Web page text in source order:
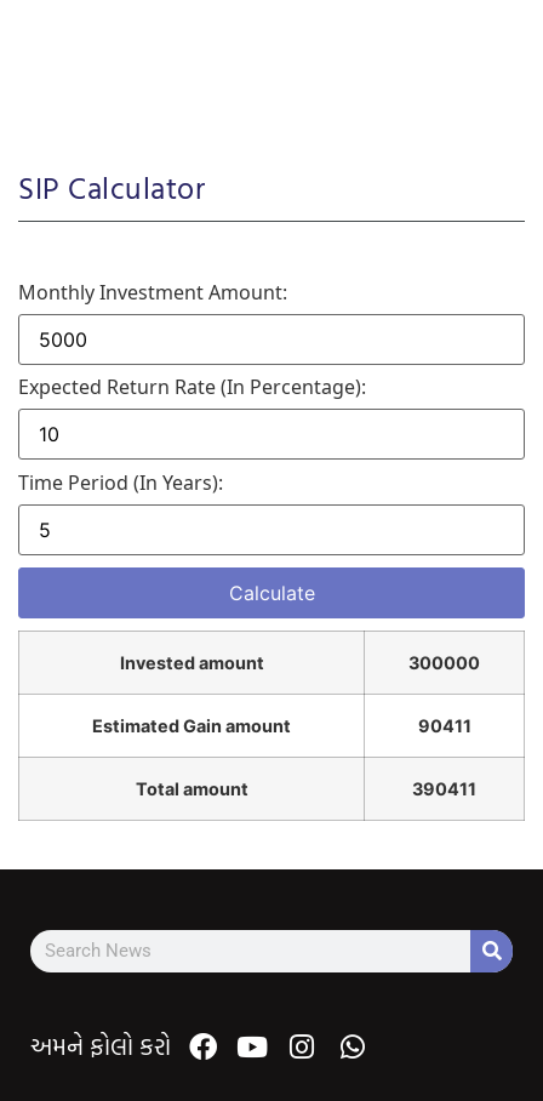
SIP Calculator
Monthly Investment Amount:
Expected Return Rate (in Percentage):
Time Period (in Years):
Invested amount 300000
Estimated Gain amount 90411
Total amount 390411
અમને ફોલો કરો